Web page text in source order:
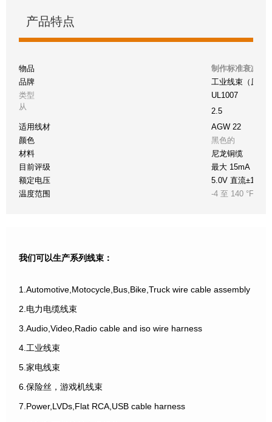
产品特点
物品
制作标准衰减锁
品牌
工业线束（原件
类型
UL1007
从
2.5
适用线材
AGW 22
颜色
黑色的
材料
尼龙铜缆
目前评级
最大 15mA
额定电压
5.0V 直流±10%
温度范围
-4 至 140 °F（-
我们可以生产系列线束：
1.Automotive,Motocycle,Bus,Bike,Truck wire cable assembly
2.电力电缆线束
3.Audio,Video,Radio cable and iso wire harness
4.工业线束
5.家电线束
6.保险丝，游戏机线束
7.Power,LVDs,Flat RCA,USB cable harness